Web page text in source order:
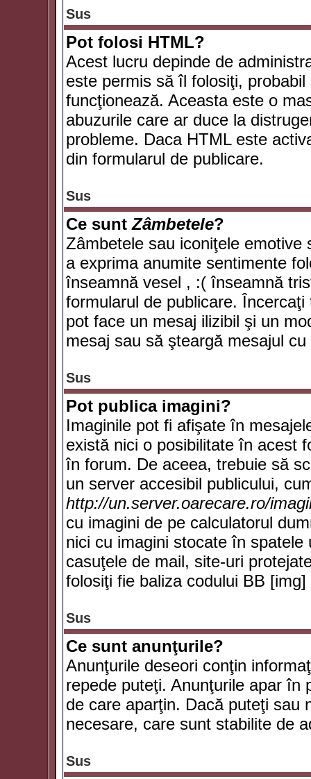
Sus
Pot folosi HTML?
Acest lucru depinde de
este permis să îl folosiţi,
funcţionează. Aceasta este o
abuzurile care ar duce la
probleme. Daca HTML este
din formularul de publicare.
Sus
Ce suntZâmbetele?
Zâmbetele sau iconiţele
a exprima anumite sentimente
înseamnă vesel , :( înseamnă
formularul de publicare.
pot face un mesaj ilizibil şi un
mesaj sau să şteargă mesajul cu
Sus
Pot publica imagini?
Imaginile pot fi afişate în
există nici o posibilitate în acest
în forum. De aceea, trebuie să
un server accesibil publicului,
http://un.server.oarecare.ro/
cu imagini de pe calculatorul
nici cu imagini stocate în
casuţele de mail, site-uri
folosiţi fie baliza codului BB
Sus
Ce sunt anunţurile?
Anunţurile deseori conţin
repede puteţi. Anunţurile apar în
de care aparţin. Dacă puteţi sau
necesare, care sunt stabilite de
Sus